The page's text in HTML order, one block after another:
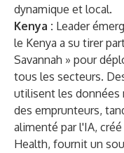
dynamique et local.
Kenya : Leader
le Kenya a su tirer
Savannah » pour
tous les secteurs.
utilisent les données
des emprunteurs,
alimenté par l'IA,
Health, fournit un